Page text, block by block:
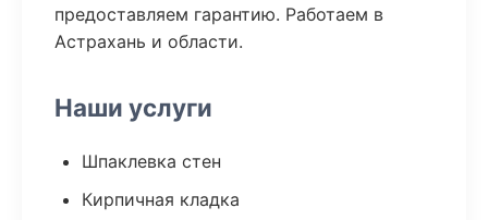
предоставляем гарантию. Работаем в
Астрахань и области.
Наши услуги
Шпаклевка стен
Кирпичная кладка